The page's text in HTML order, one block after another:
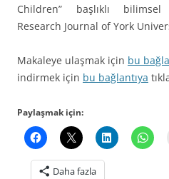
Children” başlıklı
Research Journal of York
Makaleye ulaşmak için bu
indirmek için bu bağlantıya
Paylaşmak için:
Daha fazla